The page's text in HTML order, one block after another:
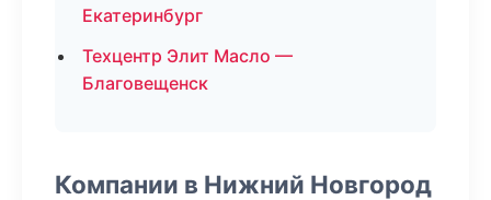
Екатеринбург
Техцентр Элит Масло —
Благовещенск
Компании в Нижний Новгород